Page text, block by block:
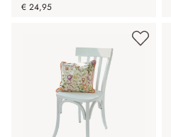
€ 24,95